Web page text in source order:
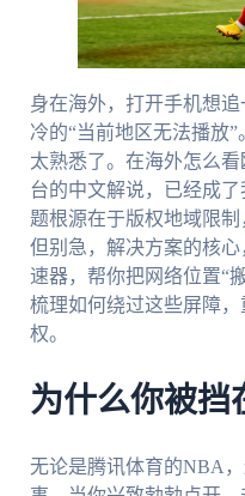
身在海外，打开手机想
冷的“当前地区无法播放
太熟悉了。在海外怎么
台的中文解说，已经成
题根源在于版权地域限制
但别急，解决方案的核
速器，帮你把网络位置“
梳理如何绕过这些屏障
权。
为什么你被挡
无论是腾讯体育的NBA